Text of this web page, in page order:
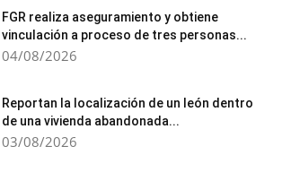
FGR realiza aseguramiento y obtiene
vinculación a proceso de tres personas...
04/08/2026
Reportan la localización de un león dentro
de una vivienda abandonada...
03/08/2026